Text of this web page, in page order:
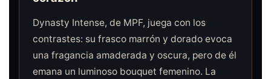
Dynasty Intense, de MPF, juega con los
contrastes: su frasco marrón y dorado evoca
una fragancia amaderada y oscura, pero de él
emana un luminoso bouquet femenino. La